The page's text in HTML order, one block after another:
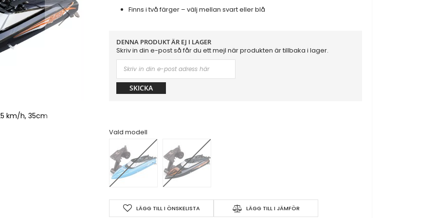
km/h, 35cm
Finns i två färger – välj mellan svart eller blå
DENNA PRODUKT ÄR EJ I LAGER
Skriv in din e-post så får du ett mejl när produkten är tillbaka i lager.
SKICKA
Vald modell
LÄGG TILL I ÖNSKELISTA LÄGG TILL I JÄMFÖR